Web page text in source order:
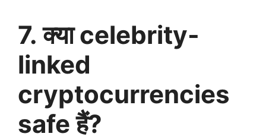
7. क्या celebrity-
linked
cryptocurrencies
safe हैं?